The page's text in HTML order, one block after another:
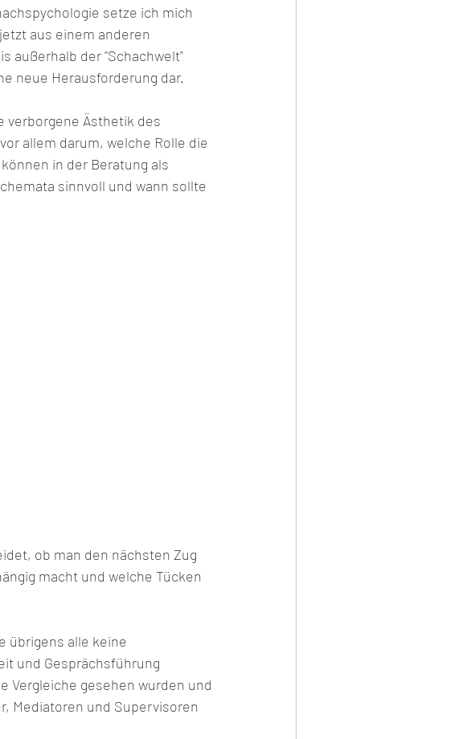
setze ich mich
aus einem anderen
außerhalb der "Schachwelt"
neue Herausforderung dar.
verborgene Ästhetik des
allem darum, welche Rolle die
in der Beratung als
sinnvoll und wann sollte
ob man den nächsten Zug
macht und welche Tücken
übrigens alle keine
und Gesprächsführung
Vergleiche gesehen wurden und
Mediatoren und Supervisoren